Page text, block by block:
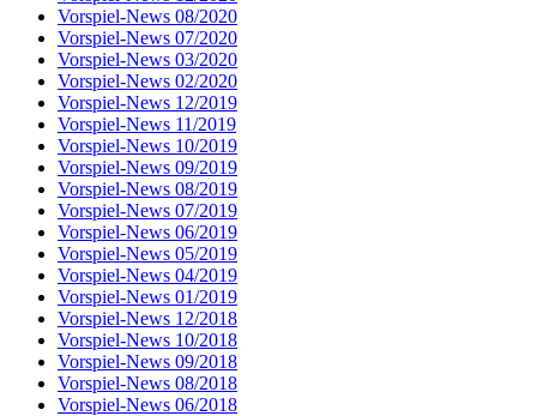
Vorspiel-News 08/2020
Vorspiel-News 07/2020
Vorspiel-News 03/2020
Vorspiel-News 02/2020
Vorspiel-News 12/2019
Vorspiel-News 11/2019
Vorspiel-News 10/2019
Vorspiel-News 09/2019
Vorspiel-News 08/2019
Vorspiel-News 07/2019
Vorspiel-News 06/2019
Vorspiel-News 05/2019
Vorspiel-News 04/2019
Vorspiel-News 01/2019
Vorspiel-News 12/2018
Vorspiel-News 10/2018
Vorspiel-News 09/2018
Vorspiel-News 08/2018
Vorspiel-News 06/2018